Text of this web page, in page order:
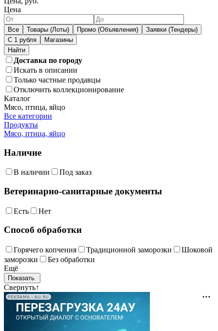
Цена
Все Товары (Лоты) Промо (Объявления)
Заявки (Тендеры)
С 1 рубля
Магазины
Доставка по городу
Искать в описании
Только частные продавцы
Отключить коллекционирование
Каталог
Мясо, птица, яйцо
Все категории
Продукты
Мясо, птица, яйцо
Наличие
В наличии Под заказ
Ветеринарно-санитарные документы
Есть Нет
Способ обработки
Горячего копчения Традиционной заморозки
Шоковой
заморозки
Без обработки
Ещё
Свернуть↑
РЕКЛАМА • AU.RU